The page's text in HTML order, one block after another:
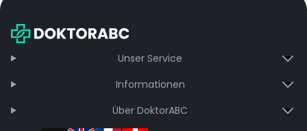
Unser Service
Informationen
Über DoktorABC